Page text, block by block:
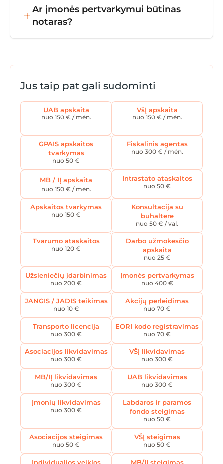
priklausomai nuo dokumentų pasirengimo
ir Registrų centro darbo krūvio.
Ar įmonės pertvarkymui būtinas
notaras?
atsakomybę.
Jus taip pat gali sudominti
UAB apskaita
nuo 150 € / mėn.
VšĮ apskaita
nuo 150 € / mėn.
GPAIS apskaitos
tvarkymas
nuo 50 €
Fiskalinis agentas
nuo 300 € / mėn.
MB / IĮ apskaita
nuo 150 € / mėn.
Intrastato ataskaitos
nuo 50 €
Apskaitos tvarkymas
nuo 150 €
Konsultacija su
buhaltere
nuo 50 € / val.
Tvarumo ataskaitos
nuo 120 €
Darbo užmokesčio
apskaita
nuo 25 €
Užsieniečių įdarbinimas
nuo 200 €
Įmonės pertvarkymas
nuo 400 €
JANGIS / JADIS teikimas
nuo 10 €
Akcijų perleidimas
nuo 70 €
Transporto licencija
nuo 300 €
EORI kodo registravimas
nuo 70 €
Asociacijos likvidavimas
nuo 300 €
VŠĮ likvidavimas
nuo 300 €
MB/IĮ likvidavimas
nuo 300 €
UAB likvidavimas
nuo 300 €
Įmonių likvidavimas
nuo 300 €
Labdaros ir paramos
fondo steigimas
nuo 50 €
Asociacijos steigimas
nuo 50 €
VŠĮ steigimas
nuo 50 €
Individualios veiklos
MB/IĮ steigimas